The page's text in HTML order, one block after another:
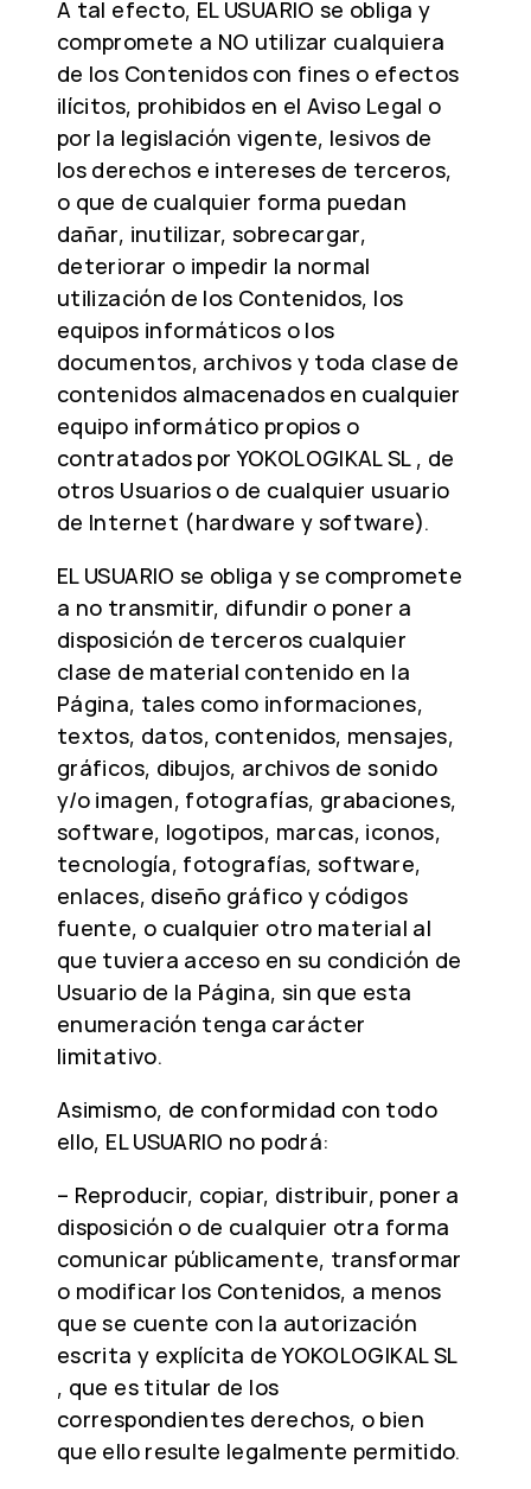
A tal efecto, EL USUARIO se obliga y
compromete a NO utilizar cualquiera
de los Contenidos con fines o efectos
ilícitos, prohibidos en el Aviso Legal o
por la legislación vigente, lesivos de
los derechos e intereses de terceros,
o que de cualquier forma puedan
dañar, inutilizar, sobrecargar,
deteriorar o impedir la normal
utilización de los Contenidos, los
equipos informáticos o los
documentos, archivos y toda clase de
contenidos almacenados en cualquier
equipo informático propios o
contratados por YOKOLOGIKAL SL , de
otros Usuarios o de cualquier usuario
de Internet (hardware y software).
EL USUARIO se obliga y se compromete
a no transmitir, difundir o poner a
disposición de terceros cualquier
clase de material contenido en la
Página, tales como informaciones,
textos, datos, contenidos, mensajes,
gráficos, dibujos, archivos de sonido
y/o imagen, fotografías, grabaciones,
software, logotipos, marcas, iconos,
tecnología, fotografías, software,
enlaces, diseño gráfico y códigos
fuente, o cualquier otro material al
que tuviera acceso en su condición de
Usuario de la Página, sin que esta
enumeración tenga carácter
limitativo.
Asimismo, de conformidad con todo
ello, EL USUARIO no podrá:
– Reproducir, copiar, distribuir, poner a
disposición o de cualquier otra forma
comunicar públicamente, transformar
o modificar los Contenidos, a menos
que se cuente con la autorización
escrita y explícita de YOKOLOGIKAL SL
, que es titular de los
correspondientes derechos, o bien
que ello resulte legalmente permitido.